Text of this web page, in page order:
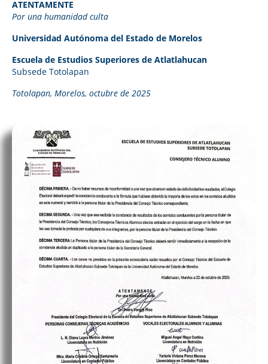
ATENTAMENTE
Por una humanidad culta
Universidad Autónoma del Estado de Morelos
Escuela de Estudios Superiores de Atlatlahucan
Subsede Totolapan
Totolapan, Morelos, octubre de 2025